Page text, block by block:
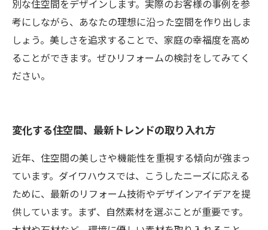
別な住空間をデザインします。実際のお客様の事例を参
考にしながら、あなたの理想に沿った空間を作り出しま
しょう。美しさを追求することで、家庭の幸福度を高め
ることができます。ぜひリフォームの検討をしてみてく
ださい。
変化する住空間、最新トレンドの取り入れ方
近年、住空間の美しさや機能性を重視する傾向が強まっ
ています。ダイワハウスでは、こうしたニーズに応える
ために、最新のリフォーム技術やデザインアイデアを提
供しています。まず、自然素材を選ぶことが重要です。